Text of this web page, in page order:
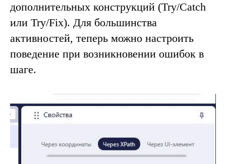
дополнительных конструкций (Try/Catch
или Try/Fix). Для большинства
активностей, теперь можно настроить
поведение при возникновении ошибок в
шаге.